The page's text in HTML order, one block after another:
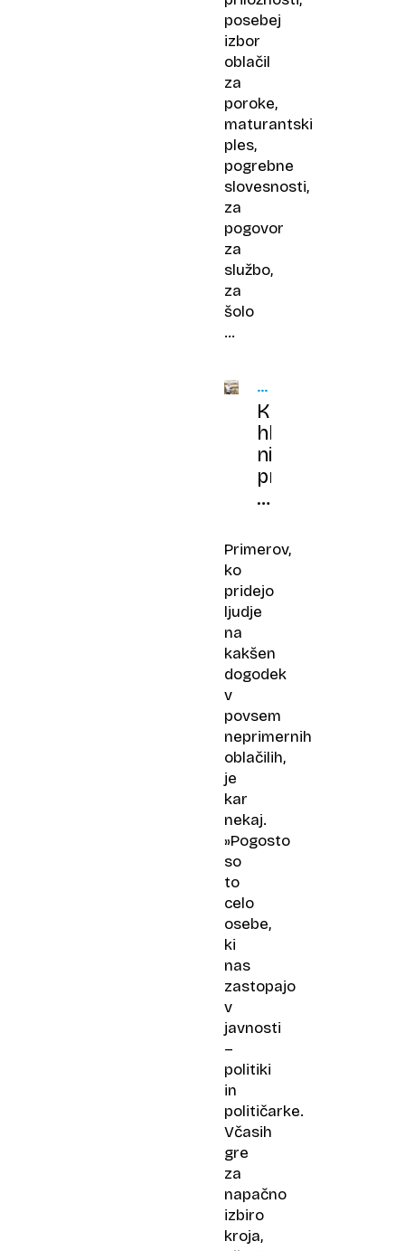
posebej
izbor
oblačil
za
poroke,
maturantski
ples,
pogrebne
slovesnosti,
za
pogovor
za
službo,
za
šolo
…
NEDELJSKI
DNEVNIK
Kratke
hlače
niso
primerne
za
pisarno
Primerov,
ko
pridejo
ljudje
na
kakšen
dogodek
v
povsem
neprimernih
oblačilih,
je
kar
nekaj.
»Pogosto
so
to
celo
osebe,
ki
nas
zastopajo
v
javnosti
–
politiki
in
političarke.
Včasih
gre
za
napačno
izbiro
kroja,